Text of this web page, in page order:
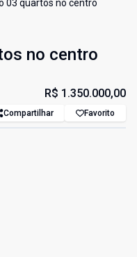
03 quartos no centro
no centro
R$ 1.350.000,00
Compartilhar Favorito